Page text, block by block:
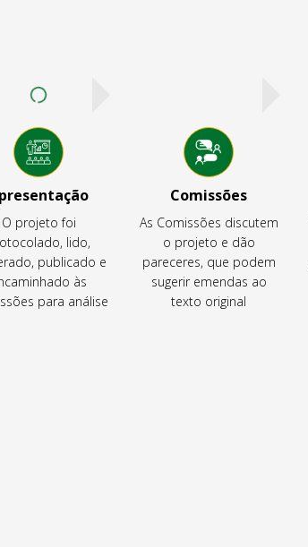
O projeto foi
lido,
publicado e
às
para análise
Comissões
As Comissões discutem
o projeto e dão
pareceres, que podem
sugerir emendas ao
texto original